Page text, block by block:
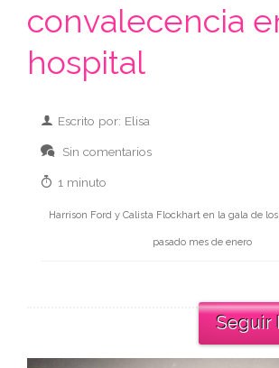
convalecencia
hospital
Escrito por: Elisa
Sin comentarios
1 minuto
Harrison Ford y Calista Flockhart en la gala de
pasado mes de enero
Seguir